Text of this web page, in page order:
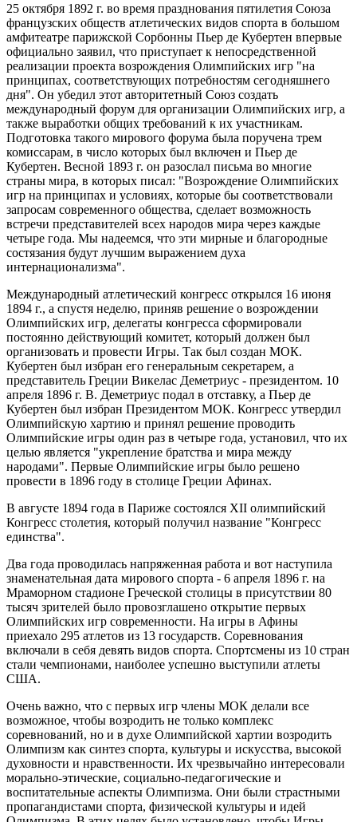
25 октября 1892 г. во время празднования пятилетия Союза
французских обществ атлетических видов спорта в большом
амфитеатре парижской Сорбонны Пьер де Кубертен впервые
официально заявил, что приступает к непосредственной
реализации проекта возрождения Олимпийских игр "на
принципах, соответствующих потребностям сегодняшнего
дня". Он убедил этот авторитетный Союз создать
международный форум для организации Олимпийских игр, а
также выработки общих требований к их участникам.
Подготовка такого мирового форума была поручена трем
комиссарам, в число которых был включен и Пьер де
Кубертен. Весной 1893 г. он разослал письма во многие
страны мира, в которых писал: "Возрождение Олимпийских
игр на принципах и условиях, которые бы соответствовали
запросам современного общества, сделает возможность
встречи представителей всех народов мира через каждые
четыре года. Мы надеемся, что эти мирные и благородные
состязания будут лучшим выражением духа
интернационализма".
Международный атлетический конгресс открылся 16 июня
1894 г., а спустя неделю, приняв решение о возрождении
Олимпийских игр, делегаты конгресса сформировали
постоянно действующий комитет, который должен был
организовать и провести Игры. Так был создан МОК.
Кубертен был избран его генеральным секретарем, а
представитель Греции Викелас Деметриус - президентом. 10
апреля 1896 г. В. Деметриус подал в отставку, а Пьер де
Кубертен был избран Президентом МОК. Конгресс утвердил
Олимпийскую хартию и принял решение проводить
Олимпийские игры один раз в четыре года, установил, что их
целью является "укрепление братства и мира между
народами". Первые Олимпийские игры было решено
провести в 1896 году в столице Греции Афинах.
В августе 1894 года в Париже состоялся XII олимпийский
Конгресс столетия, который получил название "Конгресс
единства".
Два года проводилась напряженная работа и вот наступила
знаменательная дата мирового спорта - 6 апреля 1896 г. на
Мраморном стадионе Греческой столицы в присутствии 80
тысяч зрителей было провозглашено открытие первых
Олимпийских игр современности. На игры в Афины
приехало 295 атлетов из 13 государств. Соревнования
включали в себя девять видов спорта. Спортсмены из 10 стран
стали чемпионами, наиболее успешно выступили атлеты
США.
Очень важно, что с первых игр члены МОК делали все
возможное, чтобы возродить не только комплекс
соревнований, но и в духе Олимпийской хартии возродить
Олимпизм как синтез спорта, культуры и искусства, высокой
духовности и нравственности. Их чрезвычайно интересовали
морально-этические, социально-педагогические и
воспитательные аспекты Олимпизма. Они были страстными
пропагандистами спорта, физической культуры и идей